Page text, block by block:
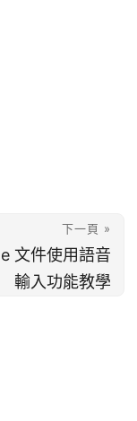
下一頁 »
文件使用語音
輸入功能教學